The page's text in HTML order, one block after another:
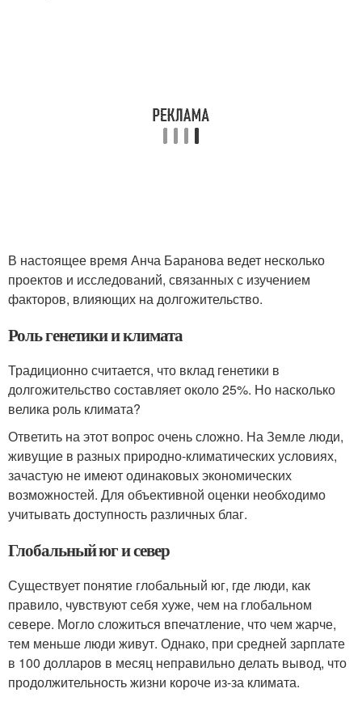
В настоящее время Анча Баранова ведет несколько
проектов и исследований, связанных с изучением
факторов, влияющих на долгожительство.
Роль генетики и климата
Традиционно считается, что вклад генетики в
долгожительство составляет около 25%. Но насколько
велика роль климата?
Ответить на этот вопрос очень сложно. На Земле люди,
живущие в разных природно-климатических условиях,
зачастую не имеют одинаковых экономических
возможностей. Для объективной оценки необходимо
учитывать доступность различных благ.
Глобальный юг и север
Существует понятие глобальный юг, где люди, как
правило, чувствуют себя хуже, чем на глобальном
севере. Могло сложиться впечатление, что чем жарче,
тем меньше люди живут. Однако, при средней зарплате
в 100 долларов в месяц неправильно делать вывод, что
продолжительность жизни короче из-за климата.